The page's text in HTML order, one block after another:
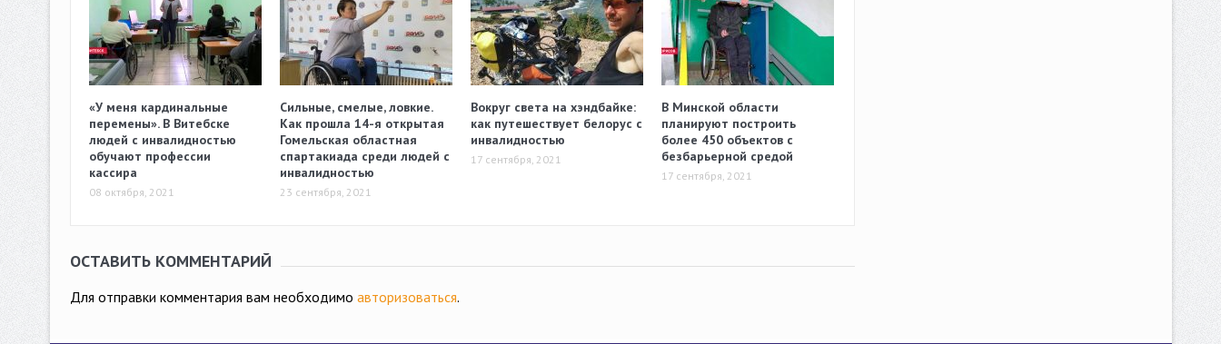
«У меня кардинальные
перемены». В Витебске
людей с инвалидностью
обучают профессии
кассира
08 октября, 2021
Сильные, смелые, ловкие.
Как прошла 14-я открытая
Гомельская областная
спартакиада среди людей с
инвалидностью
23 сентября, 2021
Вокруг света на хэндбайке:
как путешествует белорус с
инвалидностью
17 сентября, 2021
В Минской области
планируют построить
более 450 объектов с
безбарьерной средой
17 сентября, 2021
ОСТАВИТЬ КОММЕНТАРИЙ
Для отправки комментария вам необходимо авторизоваться.